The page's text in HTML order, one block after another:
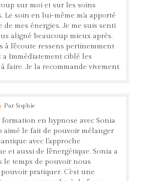
sur moi et sur les soins
Le soin en lui-même m'a apporté
de mes énergies. Je me suis senti
aligné beaucoup mieux après.
à l'écoute ressens pertinemment
a Immédiatement ciblé les
faire. Je la recommande vivement.
Par Sophie
formation en hypnose avec Sonia
aimé le fait de pouvoir mélanger
avec l'approche
et aussi de l'énergétique. Sonia a
le temps de pouvoir nous
pratiquer. C'est une